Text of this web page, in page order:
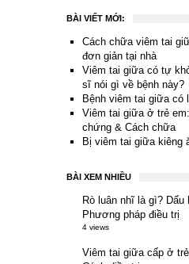
BÀI VIẾT MỚI:
Cách chữa viêm tai
đơn giản tại nhà
Viêm tai giữa có tự
sĩ nói gì về bệnh này?
Bệnh viêm tai giữa có
Viêm tai giữa ở trẻ
chứng & Cách chữa
Bị viêm tai giữa kiêng
BÀI XEM NHIỀU
Rò luân nhĩ là gì? Dấu
Phương pháp điều trị
4 views
Viêm tai giữa cấp ở